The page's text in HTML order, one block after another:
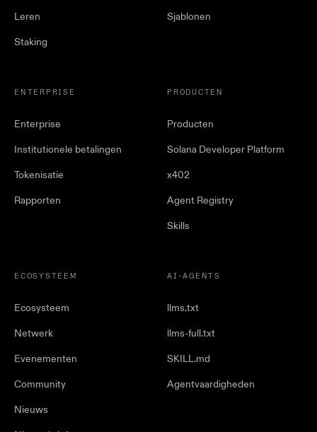
Leren
Staking
Sjablonen
ENTERPRISE
Enterprise
Institutionele betalingen
Tokenisatie
Rapporten
PRODUCTEN
Producten
Solana Developer Platform
x402
Agent Registry
Skills
ECOSYSTEEM
Ecosysteem
Netwerk
Evenementen
Community
Nieuws
AI-AGENTS
llms.txt
llms-full.txt
SKILL.md
Agentvaardigheden